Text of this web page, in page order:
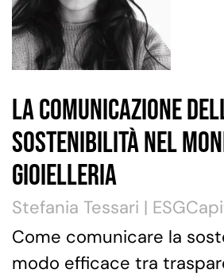
La comunicazione
sostenibilità nel
gioielleria
Stefania Tessari |
Come comunicare la
modo efficace tra